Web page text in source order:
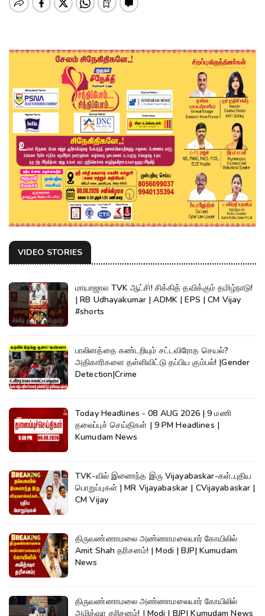
VIDEO STORIES
மாயாஜால TVK ஆட்சி! சிக்கித் தவிக்கும் தமிழ்நாடு!
| RB Udhayakumar | ADMK | EPS | CM Vijay
#shorts
பாலினத்தை கண்டறியும் சட்டவிரோத செயல்?
அதிகாரிகளை தள்ளிவிட்டு தப்பிய கும்பல்! |Gender
Detection|Crime
Today Headlines - 08 AUG 2026 | 9 மணி
தலைப்புச் செய்திகள் | 9 PM Headlines |
Kumudam News
TVK-வில் இணைந்த இரு Vijayabaskar-கள்..புதிய
பொறுப்புகள் | MR Vijayabaskar | CVijayabaskar |
CM Vijay
திருவண்ணாமலை அண்ணாமலையார் கோயிலில்
Amit Shah தரிசனம்! | Modi | BJP| Kumudam
News
திருவண்ணாமலை அண்ணாமலையார் கோயிலில்
அமித்ஷா தரிசனம்! | Modi | BJP| Kumudam News